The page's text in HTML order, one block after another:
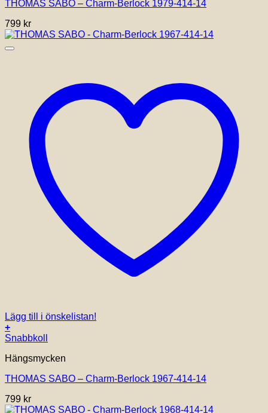
THOMAS SABO – Charm-Berlock 1979-414-14
799 kr
Lägg till i önskelistan!
+
Snabbkoll
Hängsmycken
THOMAS SABO – Charm-Berlock 1967-414-14
799 kr